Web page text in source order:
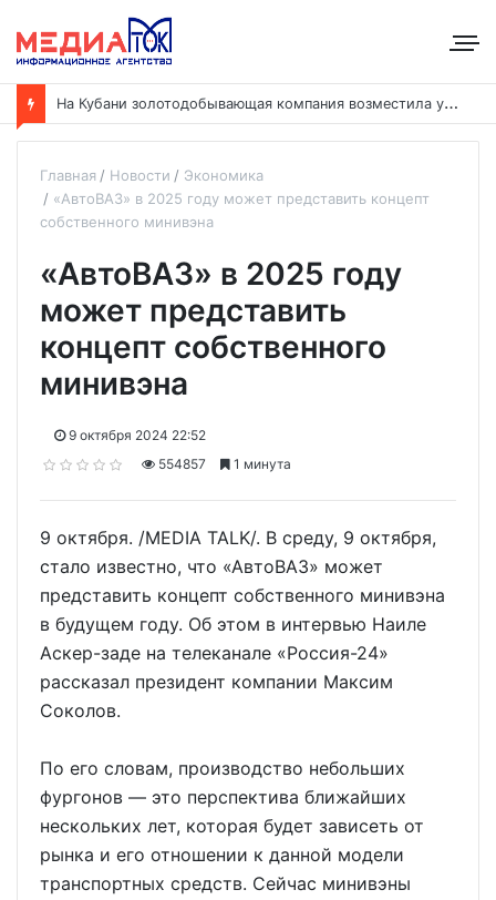
Н
а Кубани золотодобывающая компания возместила ущерб рекам на сумму почти 28 млн рублей
Главная Новости
Экономика
«АвтоВАЗ» в 2025 году может представить концепт
собственного минивэна
«АвтоВАЗ» в 2025 году
может представить
концепт собственного
минивэна
9 октября 2024 22:52
554857
1 минута
9 октября. /MEDIA TALK/. В среду, 9 октября,
стало известно, что «АвтоВАЗ» может
представить концепт собственного минивэна
в будущем году. Об этом в интервью Наиле
Аскер-заде на телеканале «Россия-24»
рассказал президент компании Максим
Соколов.
По его словам, производство небольших
фургонов — это перспектива ближайших
нескольких лет, которая будет зависеть от
рынка и его отношении к данной модели
транспортных средств. Сейчас минивэны